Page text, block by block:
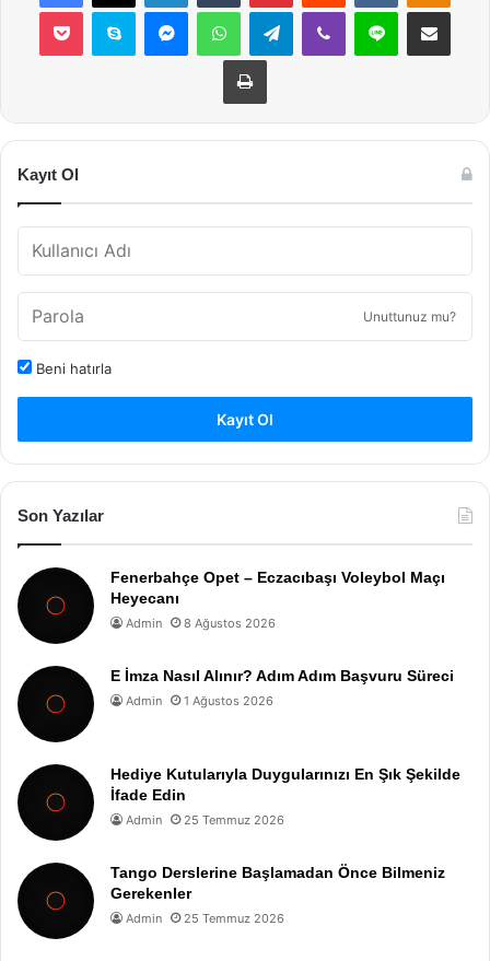
Pocket Skype MessengerWhatsAppTelegramViber Line E-Posta ile
Yazdır
Kayıt Ol
Unuttunuz mu?
Beni hatırla
Kayıt Ol
Son Yazılar
Fenerbahçe Opet – Eczacıbaşı Voleybol Maçı
Heyecanı
Admin 8 Ağustos 2026
E İmza Nasıl Alınır? Adım Adım Başvuru Süreci
Admin 1 Ağustos 2026
Hediye Kutularıyla Duygularınızı En Şık Şekilde
İfade Edin
Admin 25 Temmuz 2026
Tango Derslerine Başlamadan Önce Bilmeniz
Gerekenler
Admin 25 Temmuz 2026